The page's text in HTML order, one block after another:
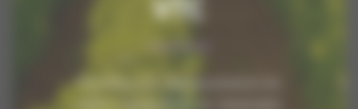
Planifiez vos déplacements en